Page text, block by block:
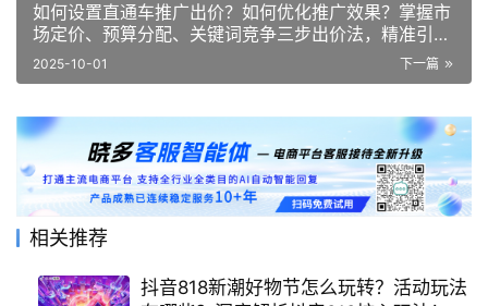
如何设置直通车推广出价？如何优化推广效果？掌握市
场定价、预算分配、关键词竞争三步出价法，精准引流
引爆转化！
下一篇
2025-10-01
相关推荐
抖音818新潮好物节怎么玩转？活动玩法